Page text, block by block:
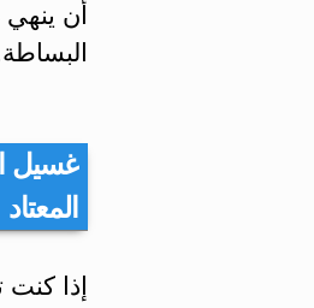
أن
غسيل
المعتاد
إذا كنت